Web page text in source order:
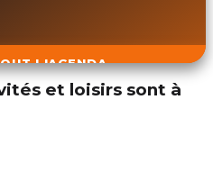
L'AGENDA
et loisirs sont à